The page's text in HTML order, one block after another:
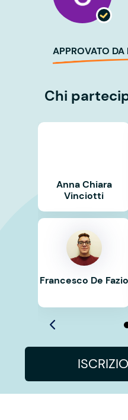
APPROVATO DA
Chi
Anna Chiara
Vinciotti
Francesco De Fazio